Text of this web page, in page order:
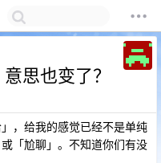
思也变了？
，给我的感觉已经不是单纯
「尬聊」。不知道你们有没